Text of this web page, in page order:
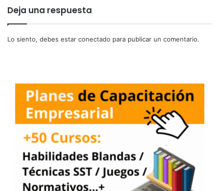
Deja una respuesta
Lo siento, debes estar conectado para publicar un comentario.